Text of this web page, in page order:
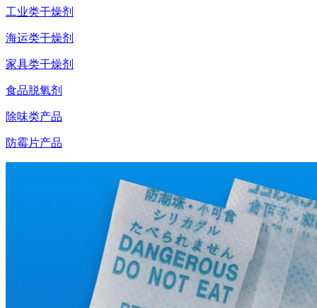
工业类干燥剂
海运类干燥剂
家具类干燥剂
食品脱氧剂
除味类产品
防霉片产品